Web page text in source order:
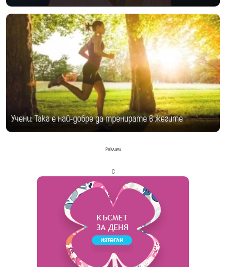
Учени: Така е най-добре да тренирате в жегите
Реклама
с